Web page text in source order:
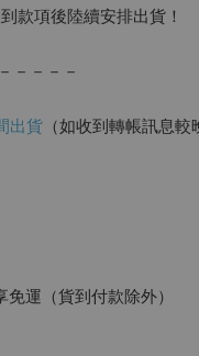
款項後陸續安排出貨！
－－－－
出貨 （如收到轉帳訊息
運（貨到付款除外）